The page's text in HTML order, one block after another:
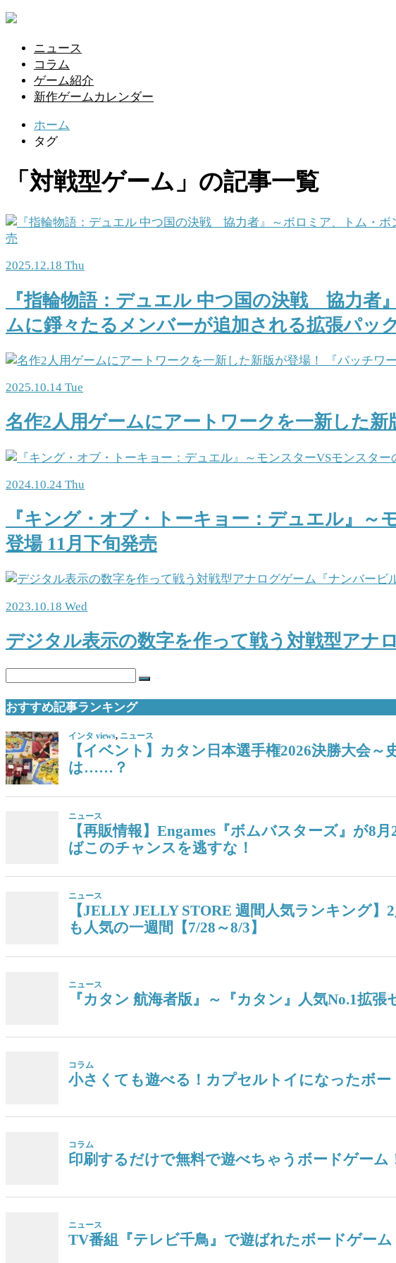
ニュース
コラム
ゲーム紹介
新作ゲームカレンダー
ホーム
タグ
「対戦型ゲーム」の記事一覧
2025.12.18 Thu
『指輪物語：デュエル 中つ国の決戦 協力
ムに錚々たるメンバーが追加される拡張パッ
2025.10.14 Tue
名作2人用ゲームにアートワークを一新した
2024.10.24 Thu
『キング・オブ・トーキョー：デュエル』
登場 11月下旬発売
2023.10.18 Wed
デジタル表示の数字を作って戦う対戦型アナ
おすすめ記事ランキング